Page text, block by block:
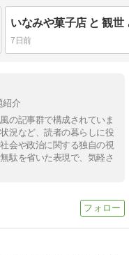
7日前
紹介
の記事群で構成されていま
況など、読者の暮らしに役
会や政治に関する独自の視
駄を省いた表現で、気軽さ